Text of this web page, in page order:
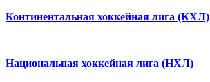
Континентальная хоккейная лига (КХЛ)
Национальная хоккейная лига (НХЛ)